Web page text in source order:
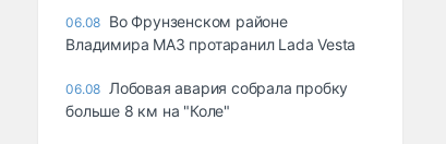
06.08 Во Фрунзенском районе
Владимира МАЗ протаранил Lada Vesta
06.08 Лобовая авария собрала пробку
больше 8 км на "Коле"